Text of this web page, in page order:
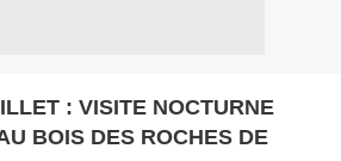
: VISITE NOCTURNE
BOIS DES ROCHES DE